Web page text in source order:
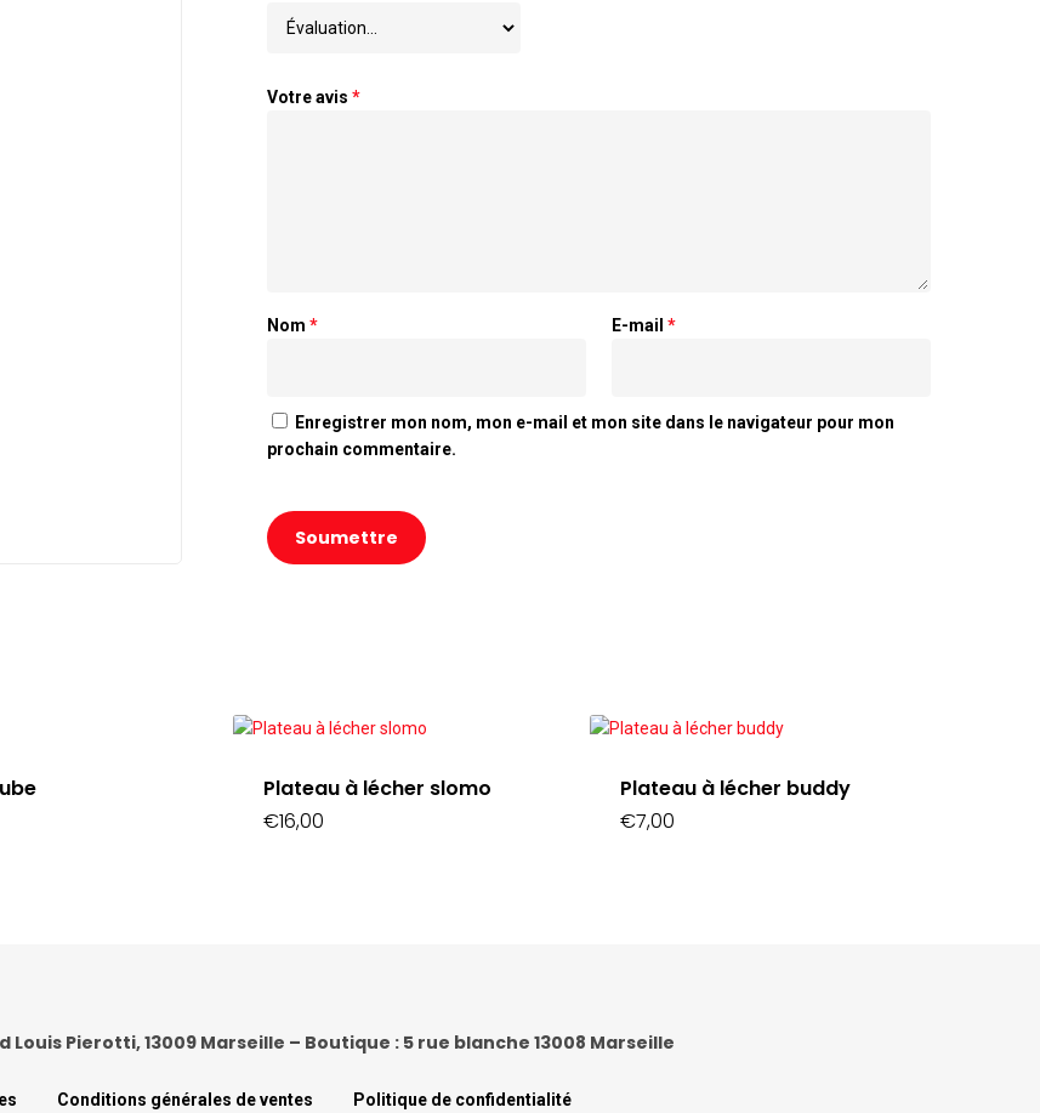
Votre avis *
Nom * E-mail*
Enregistrer mon nom, mon e-mail et mon site dans le navigateur pour mon
prochain commentaire.
Plateau à lécher slomo
€16,00
Plateau à lécher buddy
€7,00
Louis Pierotti, 13009 Marseille – Boutique : 5 rue blanche 13008 Marseille
Conditions générales de ventes Politique de confidentialité